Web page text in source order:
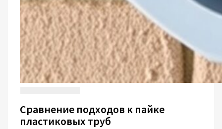
Сравнение подходов к пайке
пластиковых труб